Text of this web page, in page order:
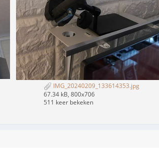
IMG_20240209_133614353.jpg
67.34 kB, 800x706
511 keer bekeken